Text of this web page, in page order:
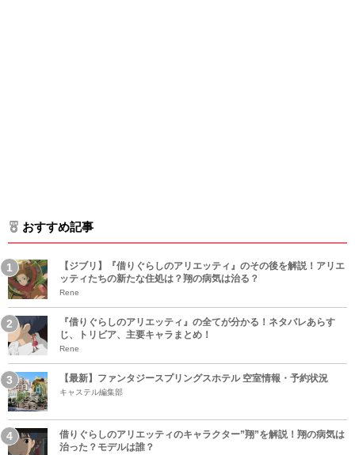
おすすめ記事
【ジブリ】『借りぐらしのアリエッティ』のその後を解説！アリエ
ッティたちの新たな住処は？翔の病気は治る？
Rene
『借りぐらしのアリエッティ』の全てが分かる！ネタバレあらす
じ、トリビア、主要キャラまとめ！
Rene
【最新】ファンタジースプリングスホテル 空室情報・予約状況
キャステル編集部
借りぐらしのアリエッティのキャラクター”翔”を解説！翔の病気は
治った？モデルは誰？